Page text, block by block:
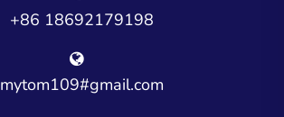
+86 18692179198
mytom109#gmail.com